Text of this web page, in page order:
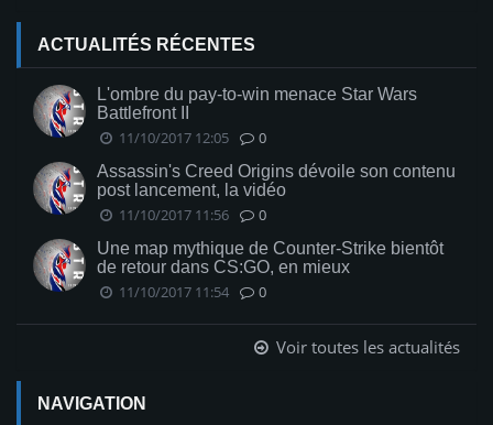
ACTUALITÉS RÉCENTES
L'ombre du pay-to-win menace Star Wars
Battlefront II
11/10/2017 12:05 0
Assassin's Creed Origins dévoile son contenu
post lancement, la vidéo
11/10/2017 11:56 0
Une map mythique de Counter-Strike bientôt
de retour dans CS:GO, en mieux
11/10/2017 11:54 0
Voir toutes les actualités
NAVIGATION